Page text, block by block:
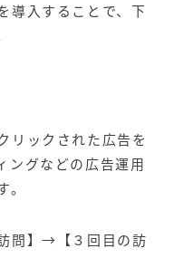
導入することで、下
リックされた広告を
ングなどの広告運用
問】→【３回目の訪